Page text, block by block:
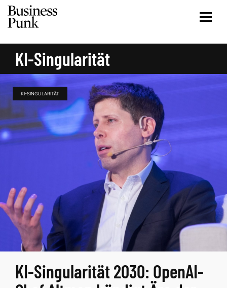
KI-Singularität
KI-SINGULARITÄT
KI-Singularität 2030: OpenAI-